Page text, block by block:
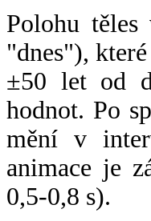
Polohu
"dnes"),
±50 let od
hodnot. Po
mění v
animace je
0,5-0,8 s).